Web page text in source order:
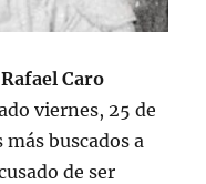
Rafael Caro
viernes, 25 de
buscados a
de ser